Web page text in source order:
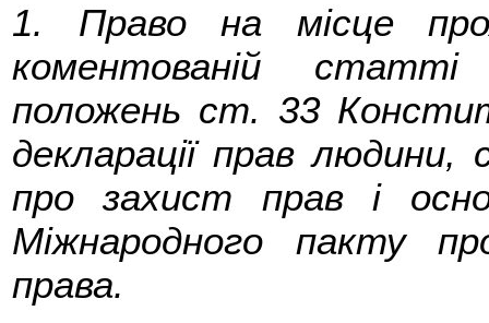
1. Право на місце
коментованій
положень ст. 33
декларації прав
про захист прав і
Міжнародного пакту
права.